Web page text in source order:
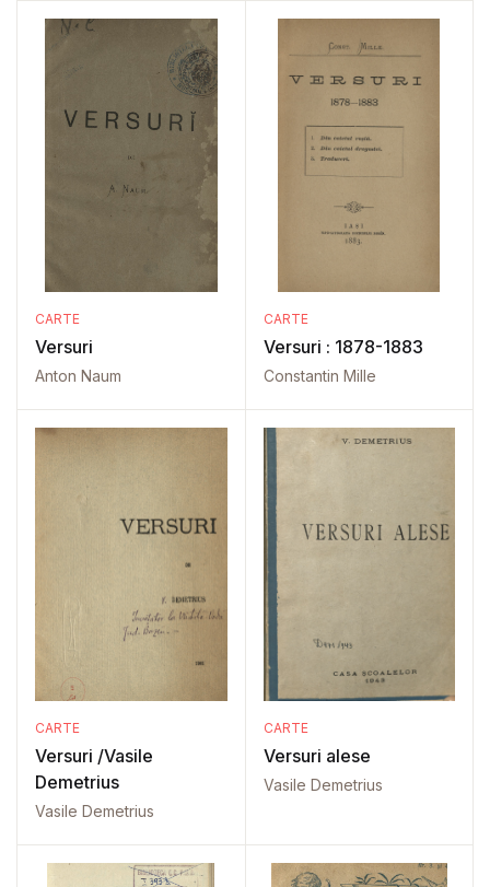
CARTE
Versuri
Anton Naum
CARTE
Versuri : 1878-1883
Constantin Mille
CARTE
Versuri /Vasile
Demetrius
Vasile Demetrius
CARTE
Versuri alese
Vasile Demetrius